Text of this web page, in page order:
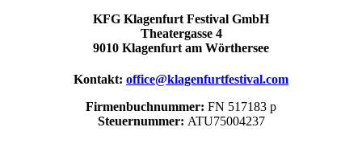
KFG Klagenfurt Festival GmbH
Theatergasse 4
9010 Klagenfurt am Wörthersee
Kontakt: office@klagenfurtfestival.com
Firmenbuchnummer: FN 517183 p
Steuernummer: ATU75004237